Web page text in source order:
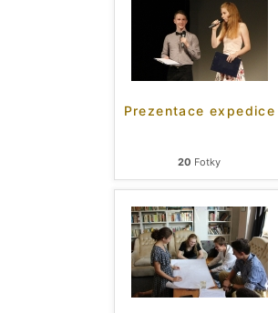
Prezentace expedice
20 Fotky